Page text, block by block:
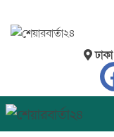
ঢাকা